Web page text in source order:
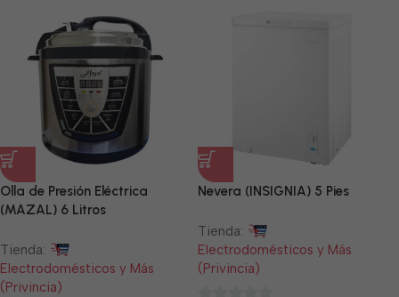
Olla de Presión Eléctrica
(MAZAL) 6 Litros
Tienda:
Electrodomésticos y Más
(Privincia)
Nevera (INSIGNIA) 5 Pies
Tienda:
Electrodomésticos y Más
(Privincia)